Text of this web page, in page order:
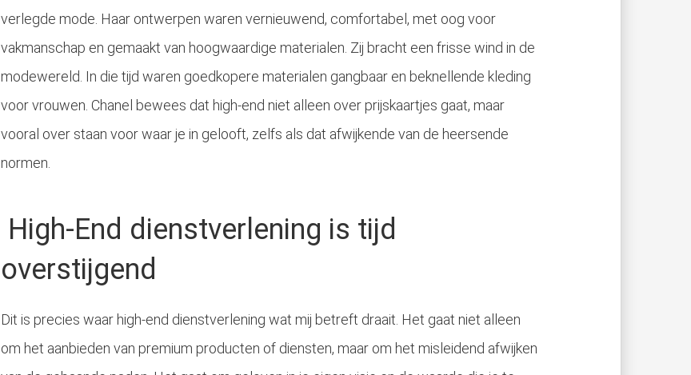
verlegde mode. Haar ontwerpen waren vernieuwend, comfortabel, met oog voor
vakmanschap en gemaakt van hoogwaardige materialen. Zij bracht een frisse wind in de
modewereld. In die tijd waren goedkopere materialen gangbaar en beknellende kleding
voor vrouwen. Chanel bewees dat high-end niet alleen over prijskaartjes gaat, maar
vooral over staan voor waar je in gelooft, zelfs als dat afwijkende van de heersende
normen.
High-End dienstverlening is tijd
overstijgend
Dit is precies waar high-end dienstverlening wat mij betreft draait. Het gaat niet alleen
om het aanbieden van premium producten of diensten, maar om het misleidend afwijken